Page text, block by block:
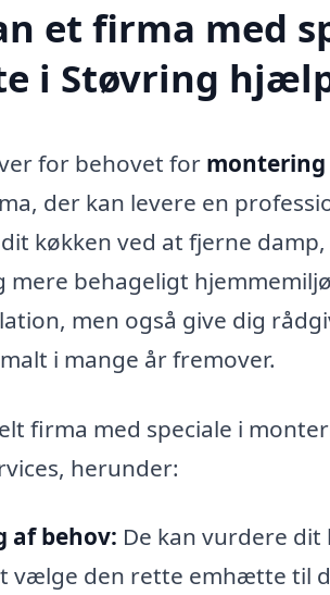
et firma med
i Støvring
for behovet for
der kan levere en
køkken ved at fjerne
mere behageligt
men også give dig
i mange år fremover.
firma med speciale i
herunder:
af behov: De kan vurdere
vælge den rette emhætte til